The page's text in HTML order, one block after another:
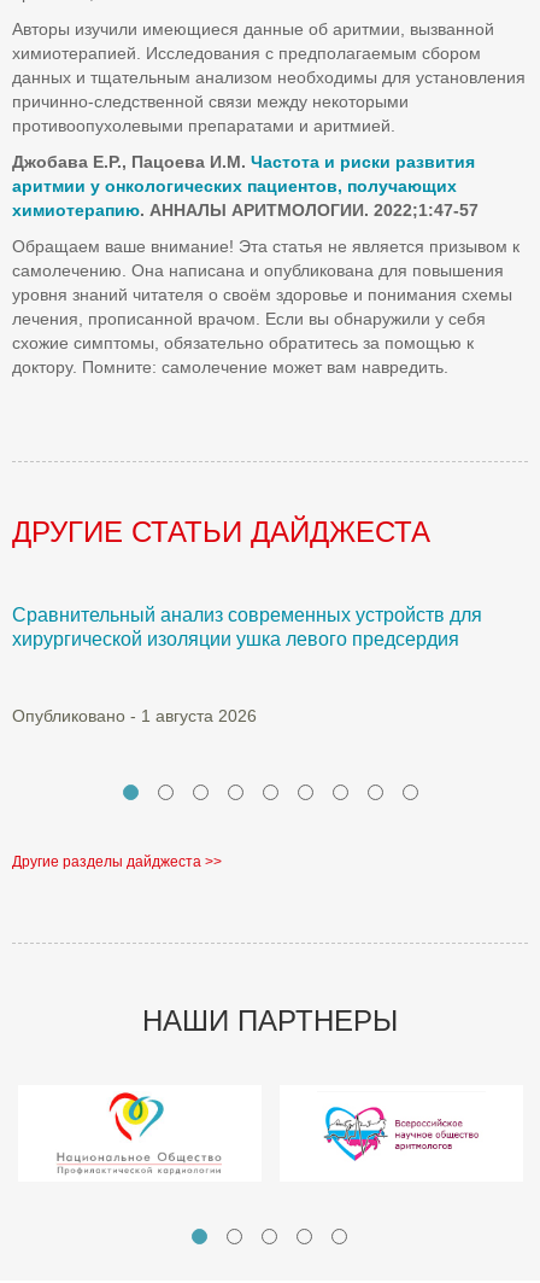
Авторы изучили имеющиеся данные об аритмии, вызванной
химиотерапией. Исследования с предполагаемым сбором
данных и тщательным анализом необходимы для установления
причинно-следственной связи между некоторыми
противоопухолевыми препаратами и аритмией.
Джобава Е.Р., Пацоева И.М. Частота и риски развития
аритмии у онкологических пациентов, получающих
химиотерапию. АННАЛЫ АРИТМОЛОГИИ. 2022;1:47-57
Обращаем ваше внимание! Эта статья не является призывом к
самолечению. Она написана и опубликована для повышения
уровня знаний читателя о своём здоровье и понимания схемы
лечения, прописанной врачом. Если вы обнаружили у себя
схожие симптомы, обязательно обратитесь за помощью к
доктору. Помните: самолечение может вам навредить.
ДРУГИЕ СТАТЬИ ДАЙДЖЕСТА
Сравнительный анализ современных устройств для
хирургической изоляции ушка левого предсердия
Опубликовано - 1 августа 2026
Другие разделы дайджеста >>
НАШИ ПАРТНЕРЫ